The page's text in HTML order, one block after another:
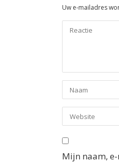
Uw e-mailadres
Mijn naam,